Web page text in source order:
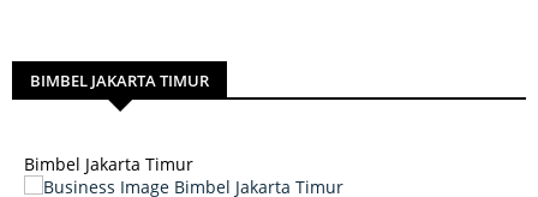
BIMBEL JAKARTA TIMUR
Bimbel Jakarta Timur